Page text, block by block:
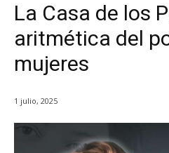
La Casa de los
aritmética del
mujeres
1 julio, 2025